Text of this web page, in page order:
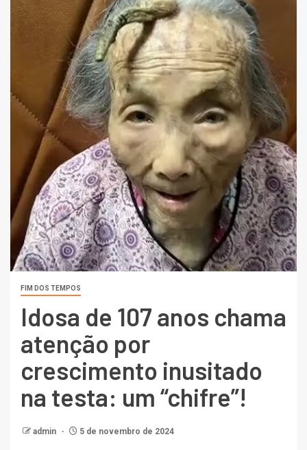
FIM DOS TEMPOS
Idosa de 107 anos chama
atenção por
crescimento inusitado
na testa: um “chifre”!
admin 5 de novembro de 2024